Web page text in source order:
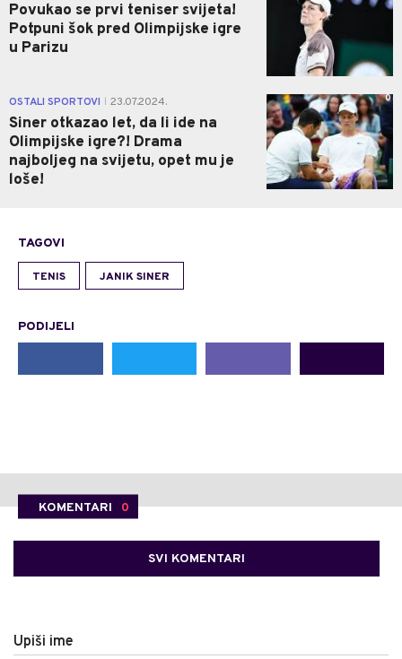
Povukao se prvi teniser svijeta!
Potpuni šok pred Olimpijske igre
u Parizu
OSTALI SPORTOVI 23.07.2024.
Siner otkazao let, da li ide na
Olimpijske igre?! Drama
najboljeg na svijetu, opet mu je
loše!
0
TAGOVI
TENIS JANIK SINER
PODIJELI
KOMENTARI 0
SVI KOMENTARI
Upiši ime